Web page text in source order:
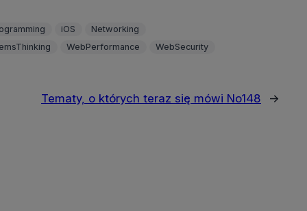
iOS
Networking
WebPerformance WebSecurity
Tematy, o których teraz się mówi No148 →